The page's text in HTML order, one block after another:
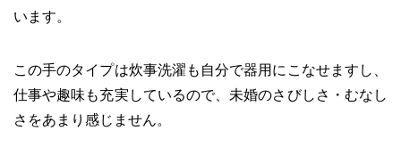
います。
この手のタイプは炊事洗濯も自分で器用にこなせますし、
仕事や趣味も充実しているので、未婚のさびしさ・むなし
さをあまり感じません。